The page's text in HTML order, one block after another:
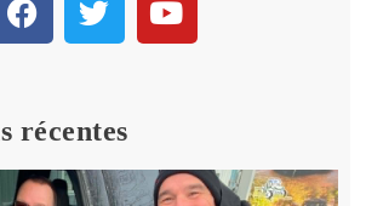
récentes